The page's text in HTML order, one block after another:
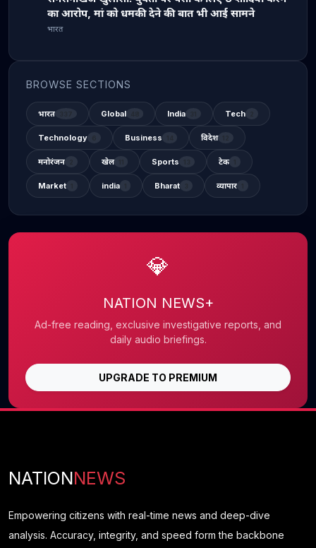
का आरोप, मां को धमकी देने की बात भी आई सामने
भारत
BROWSE SECTIONS
भारत Global India Tech
Technology Business विदेश
मनोरंजन खेल Sports टेक
Market india Bharat व्यापार
💎
NATION NEWS+
Ad-free reading, exclusive investigative reports, and
daily audio briefings.
UPGRADE TO PREMIUM
NATIONNEWS
Empowering citizens with real-time news and deep-dive
analysis. Accuracy, integrity, and speed form the backbone